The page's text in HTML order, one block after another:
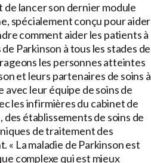
de lancer son dernier module
spécialement conçu pour aider
comment aider les patients à
Parkinson à tous les stades de
les personnes atteintes
et leurs partenaires de soins à
leur équipe de soins de
les infirmières du cabinet de
établissements de soins de
de traitement des
« La maladie de Parkinson est
complexe qui est mieux